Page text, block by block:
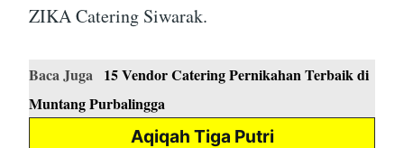
ZIKA Catering Siwarak.
Baca Juga 15 Vendor Catering Pernikahan Terbaik di
Muntang Purbalingga
Aqiqah Tiga Putri